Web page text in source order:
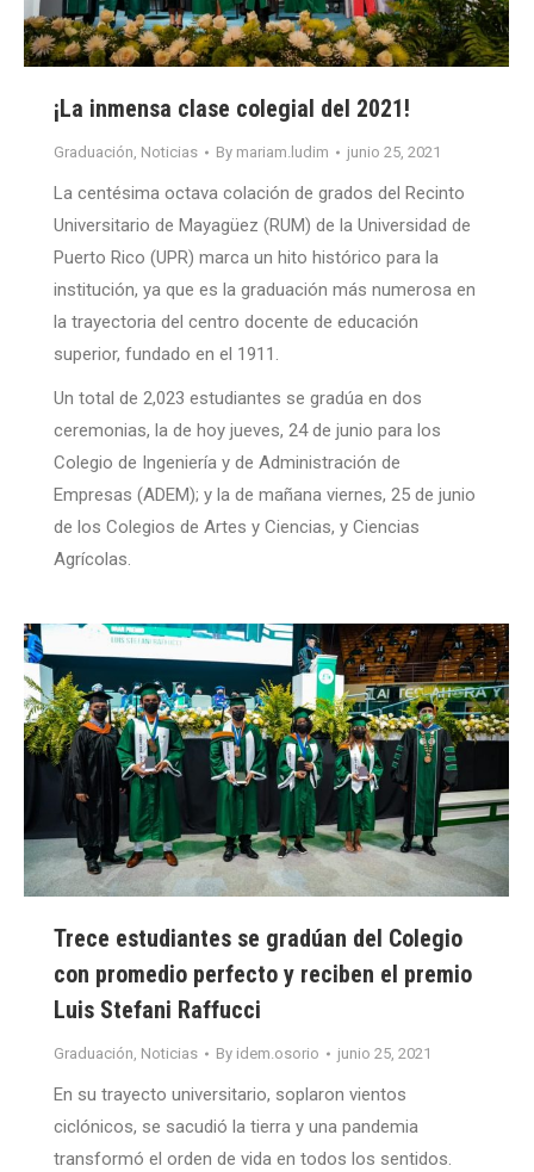
¡La inmensa clase colegial del 2021!
Graduación, Noticias By mariam.ludim junio 25, 2021
La centésima octava colación de grados del Recinto
Universitario de Mayagüez (RUM) de la Universidad de
Puerto Rico (UPR) marca un hito histórico para la
institución, ya que es la graduación más numerosa en
la trayectoria del centro docente de educación
superior, fundado en el 1911.
Un total de 2,023 estudiantes se gradúa en dos
ceremonias, la de hoy jueves, 24 de junio para los
Colegio de Ingeniería y de Administración de
Empresas (ADEM); y la de mañana viernes, 25 de junio
de los Colegios de Artes y Ciencias, y Ciencias
Agrícolas.
Trece estudiantes se gradúan del Colegio
con promedio perfecto y reciben el premio
Luis Stefani Raffucci
Graduación, Noticias By idem.osorio junio 25, 2021
En su trayecto universitario, soplaron vientos
ciclónicos, se sacudió la tierra y una pandemia
transformó el orden de vida en todos los sentidos.